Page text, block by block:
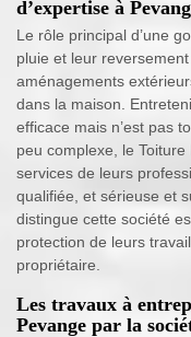
d’expertise à
Le rôle principal d’une
pluie et leur
aménagements
dans la maison.
efficace mais n’est pas
peu complexe, le
services de leurs
qualifiée, et sérieuse et
distingue cette société
protection de leurs
propriétaire.
Les travaux à
Pevange par la